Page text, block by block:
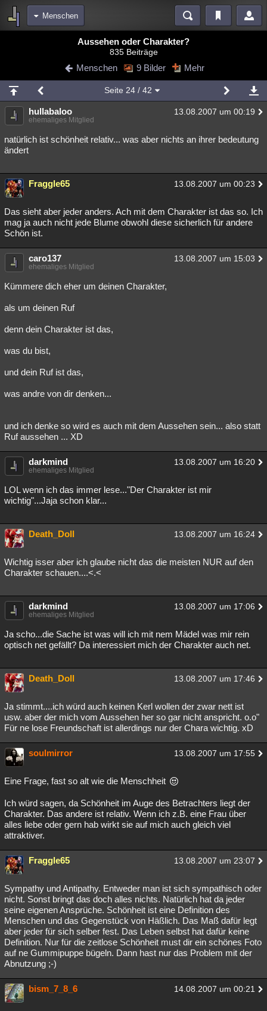
Menschen
Blogs Videos
Chat Wiki Neuigkeiten
meine Rubriken
Menschen Wissenschaft Mystery Kriminalfälle
Spiritualität Verschwörungen Technologie Ufologie
weitere Rubriken
Philosophie
Astronomie Helpdesk Gruppen Gaming Filme
Übersichten
Lesenswert Schlüsselwörter
Aussehen oder Charakter?
835 Beiträge
Menschen 9 Bilder Mehr
Seite 24/ 42
hullabaloo 13.08.2007 um 00:19
ehemaliges Mitglied
natürlich ist schönheit relativ... was aber nichts an ihrer bedeutung
ändert
Fraggle65 13.08.2007 um 00:23
Das sieht aber jeder anders. Ach mit dem Charakter ist das so. Ich
mag ja auch nicht jede Blume obwohl diese sicherlich für andere
Schön ist.
caro137 13.08.2007 um 15:03
ehemaliges Mitglied
Kümmere dich eher um deinen Charakter,
als um deinen Ruf
denn dein Charakter ist das,
was du bist,
und dein Ruf ist das,
was andre von dir denken...
und ich denke so wird es auch mit dem Aussehen sein... also statt
Ruf aussehen ... XD
darkmind 13.08.2007 um 16:20
ehemaliges Mitglied
LOL wenn ich das immer lese..."Der Charakter ist mir
wichtig"...Jaja schon klar...
Death_Doll 13.08.2007 um 16:24
Wichtig isser aber ich glaube nicht das die meisten NUR auf den
Charakter schauen....<.<
darkmind 13.08.2007 um 17:06
ehemaliges Mitglied
Ja scho...die Sache ist was will ich mit nem Mädel was mir rein
optisch net gefällt? Da interessiert mich der Charakter auch net.
Death_Doll 13.08.2007 um 17:46
Ja stimmt....ich würd auch keinen Kerl wollen der zwar nett ist
usw. aber der mich vom Aussehen her so gar nicht anspricht. o.o"
Für ne lose Freundschaft ist allerdings nur der Chara wichtig. xD
soulmirror 13.08.2007 um 17:55
Eine Frage, fast so alt wie die Menschheit
Ich würd sagen, da Schönheit im Auge des Betrachters liegt der
Charakter. Das andere ist relativ. Wenn ich z.B. eine Frau über
alles liebe oder gern hab wirkt sie auf mich auch gleich viel
attraktiver.
Fraggle65 13.08.2007 um 23:07
Sympathy und Antipathy. Entweder man ist sich sympathisch oder
nicht. Sonst bringt das doch alles nichts. Natürlich hat da jeder
seine eigenen Ansprüche. Schönheit ist eine Definition des
Menschen und das Gegenstück von Häßlich. Das Maß dafür legt
aber jeder für sich selber fest. Das Leben selbst hat dafür keine
Definition. Nur für die zeitlose Schönheit must dir ein schönes Foto
auf ne Gummipuppe bügeln. Dann hast nur das Problem mit der
Abnutzung ;-)
bism_7_8_6 14.08.2007 um 00:21